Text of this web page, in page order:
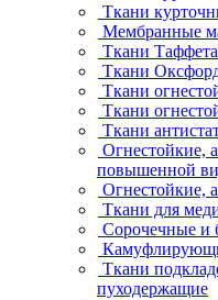
Ткани
Мембранные
Ткани
Ткани
Ткани
Ткани
Ткани
Огнестойкие,
повышенной
Огнестойкие,
Ткани для
Сорочечные и
Ткани
пуходержащие